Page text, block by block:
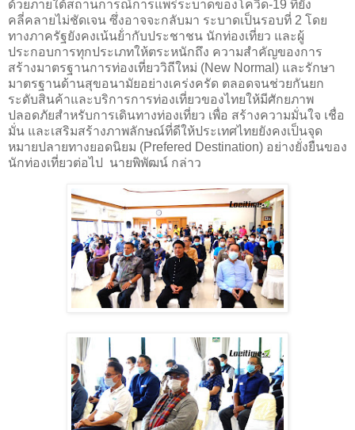
ด้วยภายใต้สถานการณ์การแพร่ระบาดของโควิด-19 ที่ยัง
คลี่คลายไม่ชัดเจน ซึ่งอาจจะกลับมา ระบาดเป็นรอบที่ 2 โดย
ทางภาครัฐยังคงเน้นย้ํากับประชาชน นักท่องเที่ยว และผู้
ประกอบการทุกประเภทให้ตระหนักถึง ความสําคัญของการ
สร้างมาตรฐานการท่องเที่ยววิถีใหม่ (New Normal) และรักษา
มาตรฐานด้านสุขอนามัยอย่างเคร่งครัด ตลอดจนช่วยกันยก
ระดับสินค้าและบริการการท่องเที่ยวของไทยให้มีศักยภาพ
ปลอดภัยสําหรับการเดินทางท่องเที่ยว เพื่อ สร้างความมั่นใจ เชื่อ
มั่น และเสริมสร้างภาพลักษณ์ที่ดีให้ประเทศไทยยังคงเป็นจุด
หมายปลายทางยอดนิยม (Prefered Destination) อย่างยั่งยืนของ
นักท่องเที่ยวต่อไป
นายพิพัฒน์ กล่าว